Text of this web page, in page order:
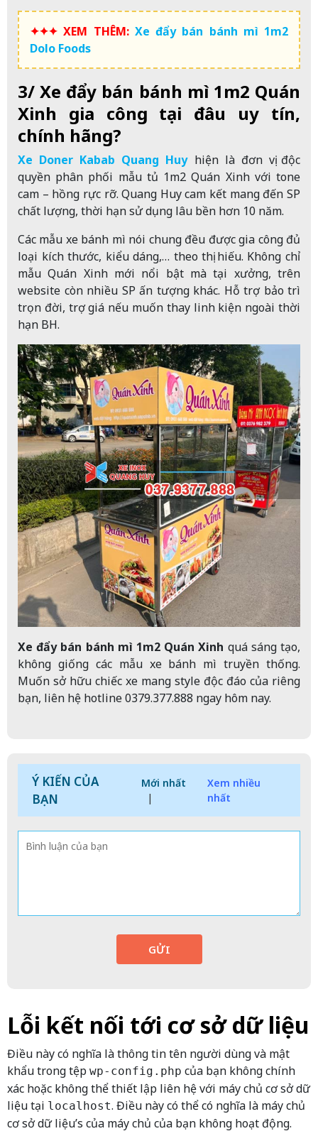
✦✦✦ XEM THÊM: Xe đẩy bán bánh mì 1m2
Dolo Foods
3/ Xe đẩy bán bánh mì 1m2 Quán
Xinh gia công tại đâu uy tín,
chính hãng?
Xe Doner Kabab Quang Huyhiện là đơn vị độc
quyền phân phối mẫu tủ 1m2 Quán Xinh với tone
cam – hồng rực rỡ. Quang Huy cam kết mang đến SP
chất lượng, thời hạn sử dụng lâu bền hơn 10 năm.
Các mẫu xe bánh mì nói chung đều được gia công đủ
loại kích thước, kiểu dáng,… theo thị hiếu. Không chỉ
mẫu Quán Xinh mới nổi bật mà tại xưởng, trên
website còn nhiều SP ấn tượng khác. Hỗ trợ bảo trì
trọn đời, trợ giá nếu muốn thay linh kiện ngoài thời
hạn BH.
Xe đẩy bán bánh mì 1m2 Quán Xinh quá sáng tạo,
không giống các mẫu xe bánh mì truyền thống.
Muốn sở hữu chiếc xe mang style độc đáo của riêng
bạn, liên hệ hotline 0379.377.888 ngay hôm nay.
Ý KIẾN CỦA
BẠN
Mới nhất
|
Xem nhiều
nhất
GỬI
Lỗi kết nối tới cơ sở dữ liệu
Điều này có nghĩa là thông tin tên người dùng và mật
khẩu trong tệp wp-config.php của bạn không chính
xác hoặc không thể thiết lập liên hệ với máy chủ cơ sở dữ
liệu tại localhost. Điều này có thể có nghĩa là máy chủ
cơ sở dữ liệu’s của máy chủ của bạn không hoạt động.